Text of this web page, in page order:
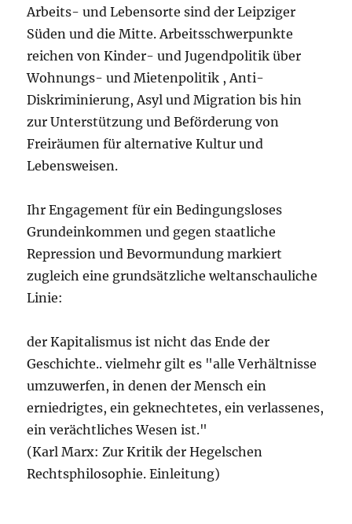
Arbeits- und Lebensorte sind der Leipziger
Süden und die Mitte. Arbeitsschwerpunkte
reichen von Kinder- und Jugendpolitik über
Wohnungs- und Mietenpolitik , Anti-
Diskriminierung, Asyl und Migration bis hin
zur Unterstützung und Beförderung von
Freiräumen für alternative Kultur und
Lebensweisen.
Ihr Engagement für ein Bedingungsloses
Grundeinkommen und gegen staatliche
Repression und Bevormundung markiert
zugleich eine grundsätzliche weltanschauliche
Linie:
der Kapitalismus ist nicht das Ende der
Geschichte.. vielmehr gilt es "alle Verhältnisse
umzuwerfen, in denen der Mensch ein
erniedrigtes, ein geknechtetes, ein verlassenes,
ein verächtliches Wesen ist."
(Karl Marx: Zur Kritik der Hegelschen
Rechtsphilosophie. Einleitung)